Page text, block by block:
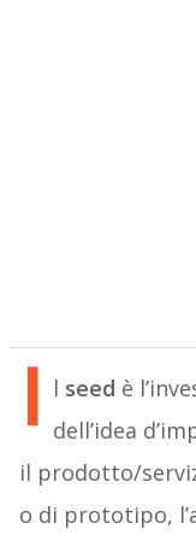
I l seed è
dell’idea
il prodotto/
o di prototipo,